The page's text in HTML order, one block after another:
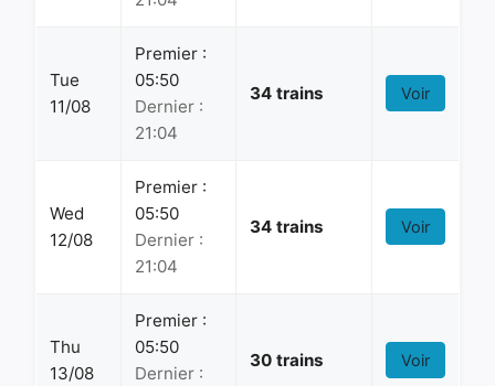
Tue
11/08
Premier :
05:50
Dernier :
21:04
34 trains Voir
Wed
12/08
Premier :
05:50
Dernier :
21:04
34 trains Voir
Thu
13/08
Premier :
05:50
Dernier :
30 trains Voir